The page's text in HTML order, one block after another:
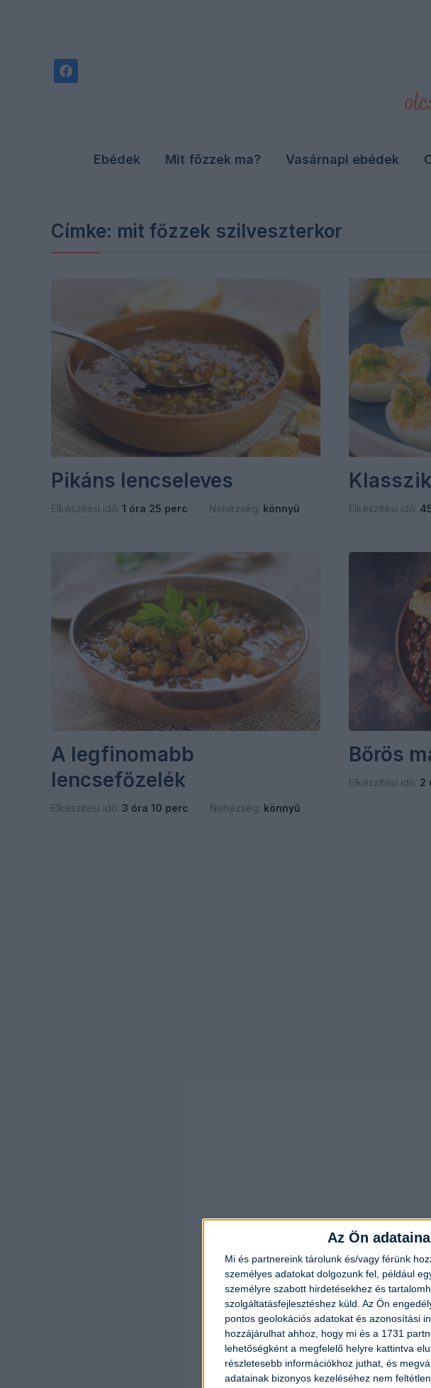
Az Ön
Mi és partnereink tárolunk és/vagy férünk
személyes adatokat dolgozunk fel, például
személyre szabott hirdetésekhez és
szolgáltatásfejlesztéshez küld. Az Ön
pontos geolokációs adatokat és azonosítási
hozzájárulhat ahhoz, hogy mi és a 1731
lehetőségként a megfelelő helyre kattintva
részletesebb információkhoz juthat, és
adatainak bizonyos kezeléséhez nem
facebook
Ebédek Mit főzzek ma? Vasárnapi ebédek
Címke: mit főzzek szilveszterkor
Pikáns lencseleves
Elkészítési idő: 1 óra 25 perc Nehézség: könnyű Elkészítési idő:
A legfinomabb
lencsefőzelék
Elkészítési idő: 3 óra 10 perc Nehézség: könnyű
Bőrös
Elkészítési idő: 2